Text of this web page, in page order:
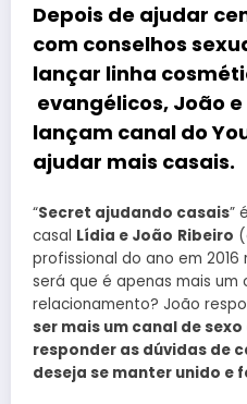
Depois de ajudar
com conselhos
lançar linha
evangélicos, João e
lançam canal do
ajudar mais casais.
“Secret ajudando casais”
casal Lídia e João Ribeiro
profissional do ano em
será que é apenas mais um
relacionamento? João
ser mais um canal de
responder as dúvidas de
deseja se manter unido e